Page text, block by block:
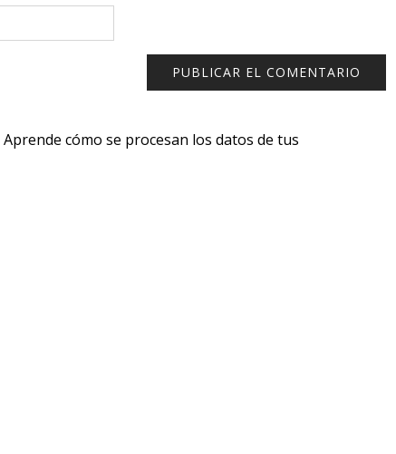
Aprende cómo se procesan los datos de tus